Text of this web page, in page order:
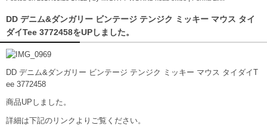
DD デニム&ダンガリー ビンテージ テンジク ミッキー マウス タイ
ダイTee 3772458をUPしました。
DD デニム&ダンガリー ビンテージ テンジク ミッキー マウス タイダイT
ee 3772458
商品UPしました。
詳細は下記のリンクよりご覧ください。